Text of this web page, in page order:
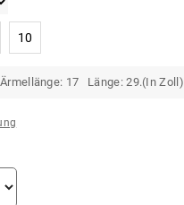
10
17 Länge: 29.(In Zoll)